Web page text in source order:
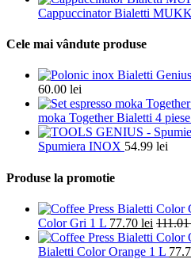
Cappuccinator Bialetti
Cele mai vândute produse
60.00 lei
moka Together Bialetti 4 piese
Spumiera INOX 54.99 lei
Produse la promotie
Color Gri 1 L 77.70 lei
Bialetti Color Orange 1 L